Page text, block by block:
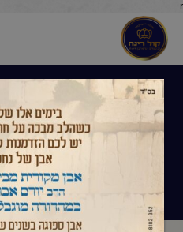
r
בגובה
הלכה